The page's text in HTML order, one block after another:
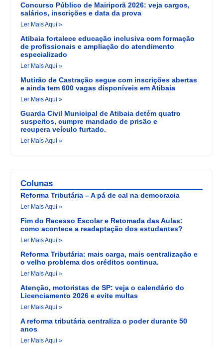
Concurso Público de Mairiporã 2026: veja cargos,
salários, inscrições e data da prova
Ler Mais Aqui »
Atibaia fortalece educação inclusiva com formação
de profissionais e ampliação do atendimento
especializado
Ler Mais Aqui »
Mutirão de Castração segue com inscrições abertas
e ainda tem 600 vagas disponíveis em Atibaia
Ler Mais Aqui »
Guarda Civil Municipal de Atibaia detém quatro
suspeitos, cumpre mandado de prisão e
recupera veículo furtado.
Ler Mais Aqui »
Colunas
Reforma Tributária – A pá de cal na democracia
Ler Mais Aqui »
Fim do Recesso Escolar e Retomada das Aulas:
como acontece a readaptação dos estudantes?
Ler Mais Aqui »
Reforma Tributária: mais carga, mais centralização e
o velho problema dos créditos continua.
Ler Mais Aqui »
Atenção, motoristas de SP: veja o calendário do
Licenciamento 2026 e evite multas
Ler Mais Aqui »
A reforma tributária centraliza o poder durante 50
anos
Ler Mais Aqui »